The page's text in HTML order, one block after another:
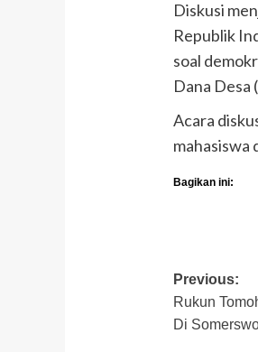
Diskusi
Republik
soal
Dana Desa
Acara
mahasiswa
Bagikan ini:
Post
Previous:
Rukun
Di